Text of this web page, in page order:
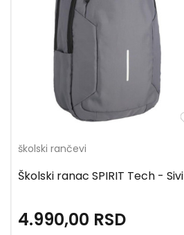
školski rančevi
Školski ranac SPIRIT Tech - Sivi
4.990,00 RSD